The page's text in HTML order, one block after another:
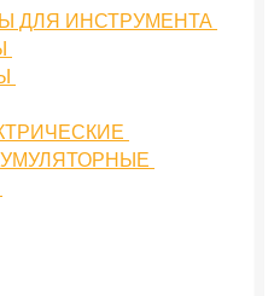
ДЛЯ ИНСТРУМЕНТА